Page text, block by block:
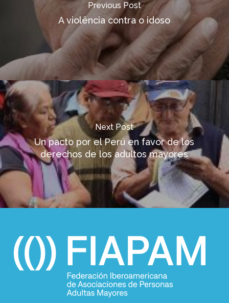
Previous Post
A violência contra o idoso
Next Post
Un pacto por el Perú en favor de los
derechos de los adultos mayores